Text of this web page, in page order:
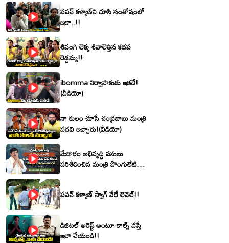
పవన్ కళ్యాణ్‌ని చూసి సంతోషంలో
ఇలా..!!
శివంగి లెక్క శివాలెత్తిన కడప
రెడ్డమ్మ!!
ibomma నిర్వాహకుడు ఇతడే!
(వీడియో)
నా కులం చూసే చంద్రబాబు మంత్రి
పదవి ఇచ్చారు!(వీడియో)
మేడారం అభివృద్ధి పనులు
పరిశీలించిన మంత్రి పొంగులేటి
పవన్ కళ్యాణ్ స్వాగ్ వేరే లెవెల్!!
డిజిటల్ అరెస్ట్ అంటూ కాల్స్ వస్తే
ఇలా చేయండి!!